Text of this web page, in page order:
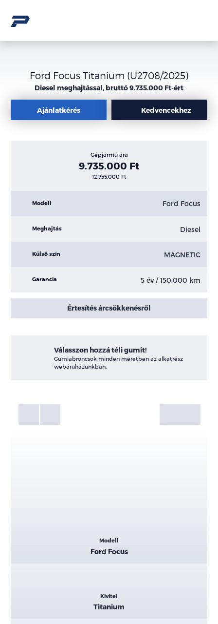
Ford Focus Titanium (U2708/2025)
Diesel meghajtással, bruttó 9.735.000 Ft-ért
Ajánlatkérés Kedvencekhez
Gépjármű ára
9.735.000 Ft
12.755.000 Ft
Modell Ford Focus
Meghajtás Diesel
Külső szín MAGNETIC
Garancia 5 év / 150.000 km
Értesítés árcsökkenésről
Válasszon hozzá téli gumit!
Gumiabroncsok minden méretben az alkatrész
webáruházunkban.
Galéria
Modell
Ford Focus
Kivitel
Titanium